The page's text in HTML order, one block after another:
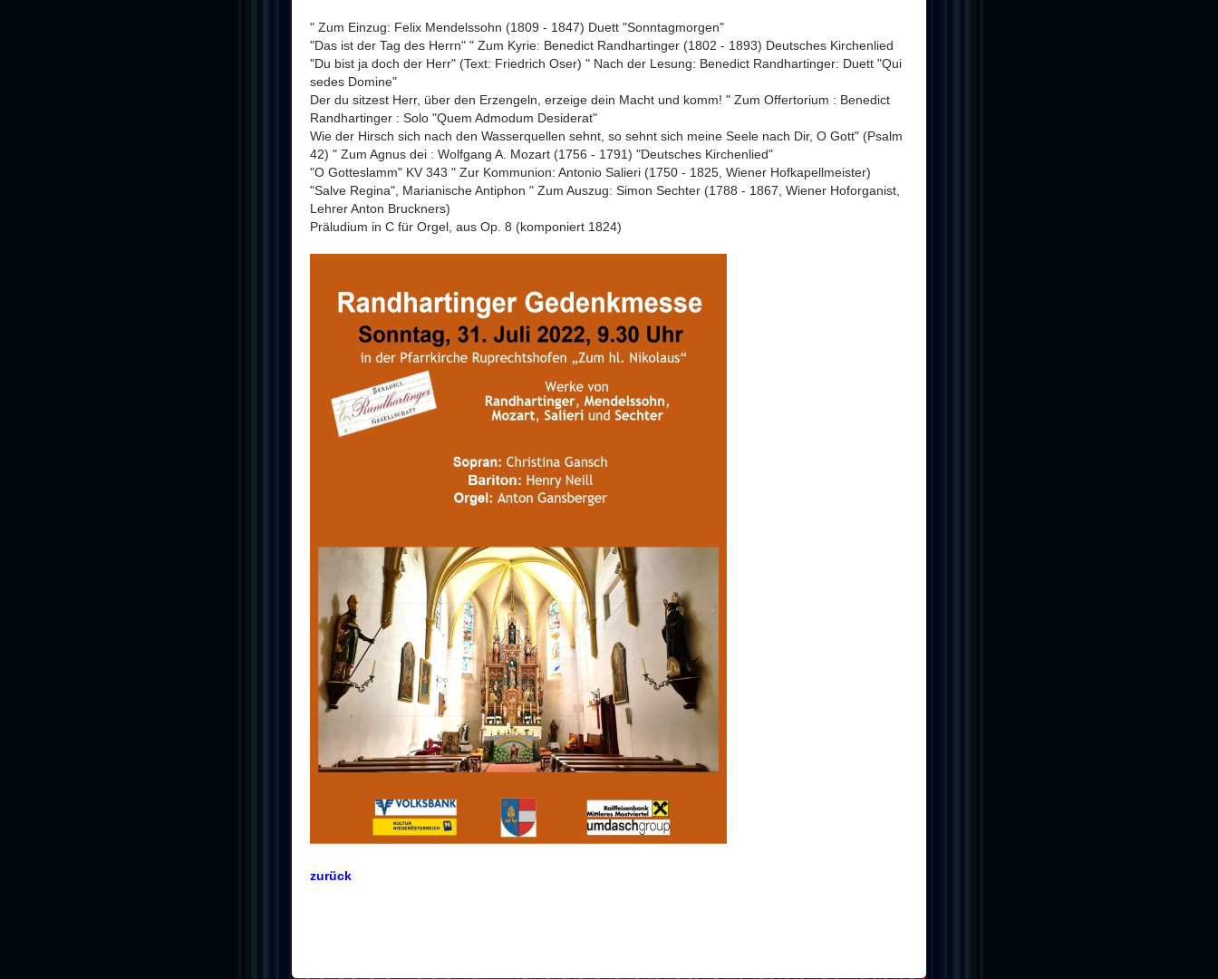
" Zum Einzug: Felix Mendelssohn (1809 - 1847) Duett "Sonntagmorgen"
"Das ist der Tag des Herrn" " Zum Kyrie: Benedict Randhartinger (1802 - 1893) Deutsches Kirchenlied
"Du bist ja doch der Herr" (Text: Friedrich Oser) " Nach der Lesung: Benedict Randhartinger: Duett "Qui
sedes Domine"
Der du sitzest Herr, über den Erzengeln, erzeige dein Macht und komm! " Zum Offertorium : Benedict
Randhartinger : Solo "Quem Admodum Desiderat"
Wie der Hirsch sich nach den Wasserquellen sehnt, so sehnt sich meine Seele nach Dir, O Gott" (Psalm
42) " Zum Agnus dei : Wolfgang A. Mozart (1756 - 1791) "Deutsches Kirchenlied"
"O Gotteslamm" KV 343 " Zur Kommunion: Antonio Salieri (1750 - 1825, Wiener Hofkapellmeister)
"Salve Regina", Marianische Antiphon " Zum Auszug: Simon Sechter (1788 - 1867, Wiener Hoforganist,
Lehrer Anton Bruckners)
Präludium in C für Orgel, aus Op. 8 (komponiert 1824)
zurück